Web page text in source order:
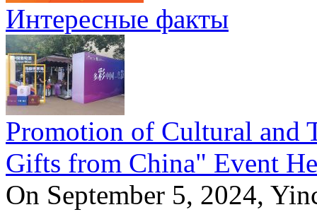
Интересные факты
Promotion of Cultural and
Gifts from China" Event
On September 5, 2024,